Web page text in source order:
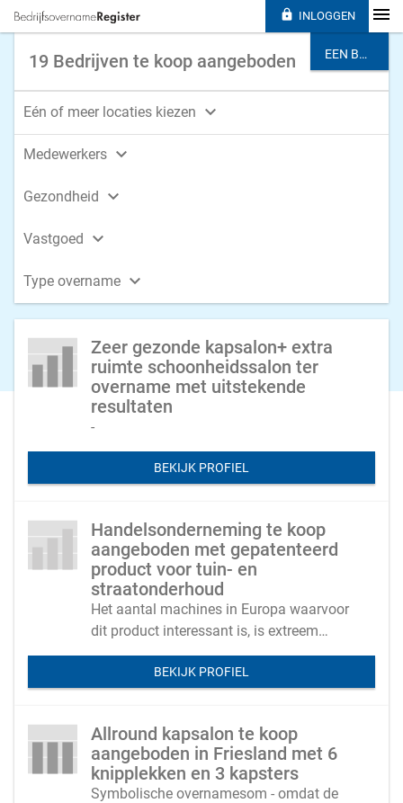
19 Bedrijven te koop aangeboden EEN BRANCHE KIEZEN
Eén of meer locaties kiezen 
Medewerkers 
Gezondheid 
Vastgoed 
Type overname 
Zeer gezonde kapsalon+ extra
ruimte schoonheidssalon ter
overname met uitstekende
resultaten
-
BEKIJK PROFIEL
Handelsonderneming te koop
aangeboden met gepatenteerd
product voor tuin- en
straatonderhoud
Het aantal machines in Europa waarvoor
dit product interessant is, is extreem
groot.
BEKIJK PROFIEL
Allround kapsalon te koop
aangeboden in Friesland met 6
knipplekken en 3 kapsters
Symbolische overnamesom - omdat de
 INLOGGEN